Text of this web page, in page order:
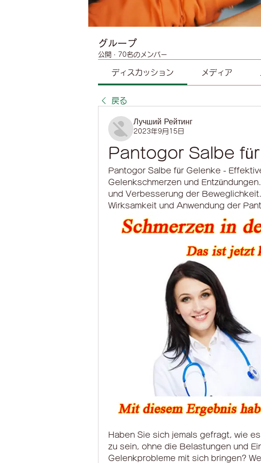
グループ
公開 · 70名のメンバー
ディスカッション メディア
戻る
Лучший Рейтинг
2023年9月15日
Pantogor Salbe
Pantogor Salbe für Gelenke -
Gelenkschmerzen und
und Verbesserung der
Wirksamkeit und Anwendung der
Haben Sie sich jemals gefragt, wie
zu sein, ohne die Belastungen und
Gelenkprobleme mit sich bringen?